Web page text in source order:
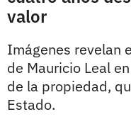
valor
Imágenes revelan
de Mauricio Leal
de la propiedad,
Estado.